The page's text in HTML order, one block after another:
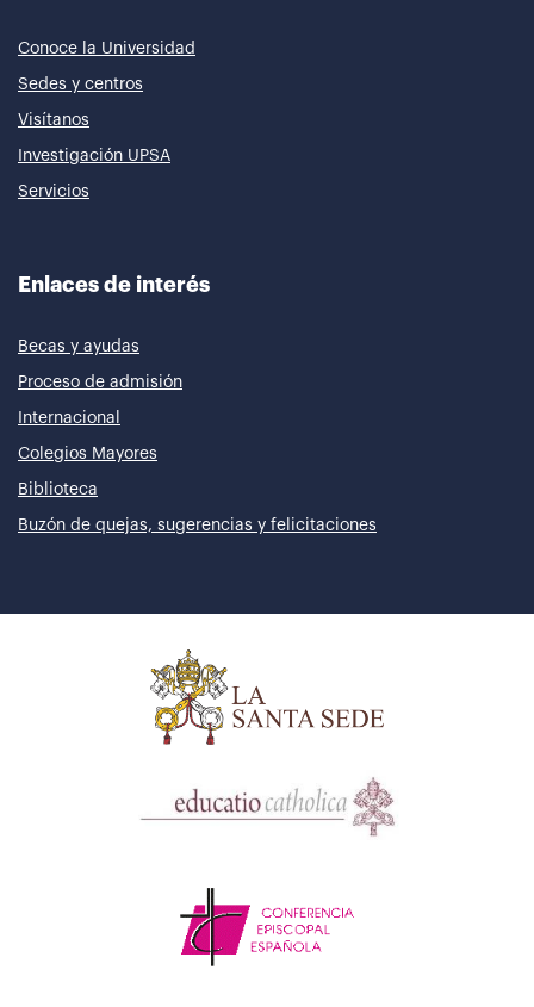
Conoce la Universidad
Sedes y centros
Visítanos
Investigación UPSA
Servicios
Enlaces de interés
Becas y ayudas
Proceso de admisión
Internacional
Colegios Mayores
Biblioteca
Buzón de quejas, sugerencias y felicitaciones